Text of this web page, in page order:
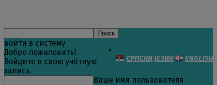
СРПСКИ ЈЕЗИК ENGLISH
войти в систему
Добро пожаловать!
Войдите в свою учётную
запись
Ваше имя пользователя